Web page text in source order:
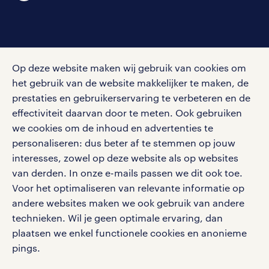
Op deze website maken wij gebruik van cookies om
het gebruik van de website makkelijker te maken, de
prestaties en gebruikerservaring te verbeteren en de
effectiviteit daarvan door te meten. Ook gebruiken
we cookies om de inhoud en advertenties te
personaliseren: dus beter af te stemmen op jouw
interesses, zowel op deze website als op websites
van derden. In onze e-mails passen we dit ook toe.
Voor het optimaliseren van relevante informatie op
andere websites maken we ook gebruik van andere
technieken. Wil je geen optimale ervaring, dan
plaatsen we enkel functionele cookies en anonieme
pings.
Hilversum gevonden? Misschien heb je
schoonmaak vacatures in Maarssen
schoonmaak vacatures in Utrecht
schoonmaak vacatures
in Amersfoort
schoonmaak vacatures in Almere
Volg ons voor de leukste content omtrent
vacatures, solliciteren en inspiratie.
werken bij randstad
gebruikersvoorwaarden
privacystatement
cookies
disclaimer
sitemap